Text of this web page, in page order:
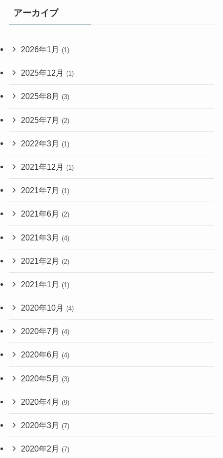
アーカイブ
2026年1月 (1)
2025年12月 (1)
2025年8月 (3)
2025年7月 (2)
2022年3月 (1)
2021年12月 (1)
2021年7月 (1)
2021年6月 (2)
2021年3月 (4)
2021年2月 (2)
2021年1月 (1)
2020年10月 (4)
2020年7月 (4)
2020年6月 (4)
2020年5月 (3)
2020年4月 (9)
2020年3月 (7)
2020年2月 (7)